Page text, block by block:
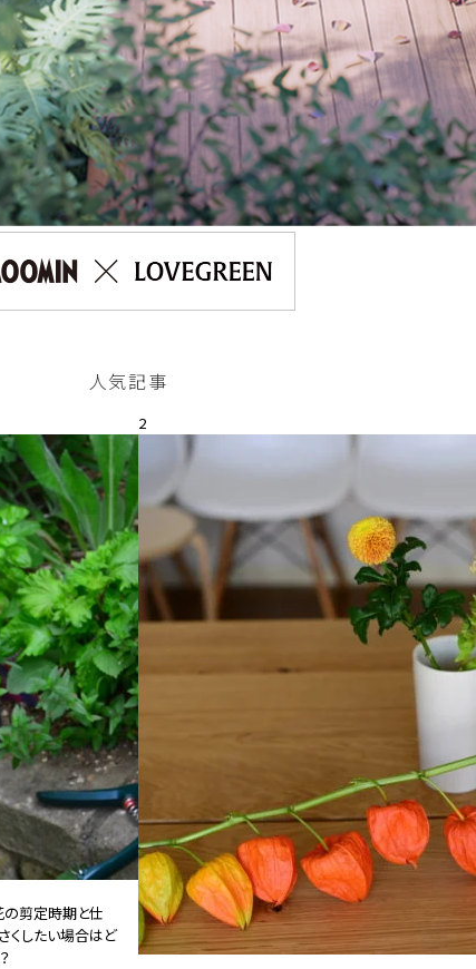
人気記事
剪定時期と仕
くしたい場合はど
2